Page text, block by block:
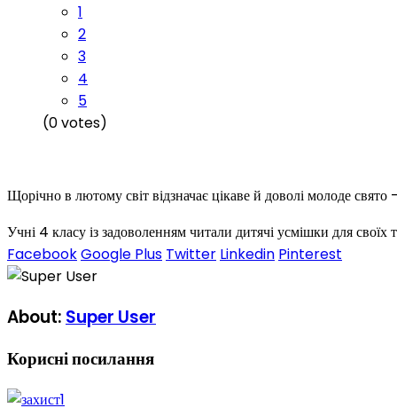
1
2
3
4
5
(0 votes)
Щорічно в лютому світ відзначає цікаве й доволі молоде
Учні 4 класу із задоволенням читали дитячі усмішки для
FacebookGoogle Plus Twitter Linkedin Pinterest
About: Super User
Корисніпосилання